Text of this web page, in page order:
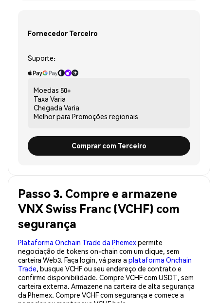
Fornecedor Terceiro
Suporte:
Moedas 50+
Taxa Varia
Chegada Varia
Melhor para Promoções regionais
Comprar com Terceiro
Passo 3. Compre e armazene
VNX Swiss Franc (VCHF) com
segurança
Plataforma Onchain Trade da Phemexpermite
negociação de tokens on-chain com um clique, sem
carteira Web3. Faça login, vá para a plataforma Onchain
Trade, busque VCHF ou seu endereço de contrato e
confirme disponibilidade. Compre VCHF com USDT, sem
carteira externa. Armazene na carteira de alta segurança
da Phemex. Compre VCHF com segurança e comece a